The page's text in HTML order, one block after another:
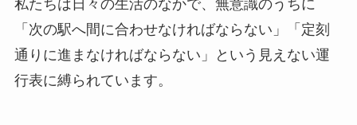
私たちは日々の生活のなかで、無意識のうちに
「次の駅へ間に合わせなければならない」「定刻
通りに進まなければならない」という見えない運
行表に縛られています。